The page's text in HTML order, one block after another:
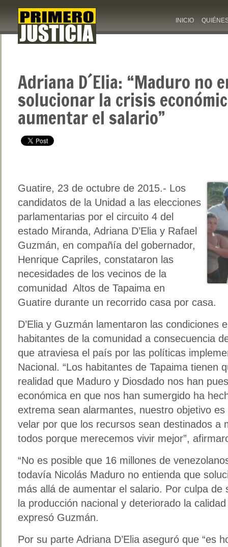
INICIO
Adriana D´Elia: “Maduro no
solucionar la crisis
aumentar el salario”
Guatire, 23 de octubre de 2015.- Los
candidatos de la Unidad a las elecciones
parlamentarias por el circuito 4 del
estado Miranda, Adriana D’Elia y Rafael
Guzmán, en compañía del gobernador,
Henrique Capriles, constataron las
necesidades de los vecinos de la
comunidad Altos de Tapaima en
Guatire durante un recorrido casa por casa.
D’Elia y Guzmán lamentaron las condiciones
habitantes de la comunidad a consecuencia
que atraviesa el país por las políticas
Nacional. “Los habitantes de Tapaima tienen
realidad que Maduro y Diosdado nos han
económica en que nos han sumergido ha
extrema sean alarmantes, nuestro objetivo
velar por que los recursos sean destinados a
todos porque merecemos vivir mejor”,
“No es posible que 16 millones de
todavía Nicolás Maduro no entienda que
más allá de aumentar el salario. Por culpa de
la producción nacional y deteriorado la
expresó Guzmán.
Por su parte Adriana D’Elia aseguró que “es